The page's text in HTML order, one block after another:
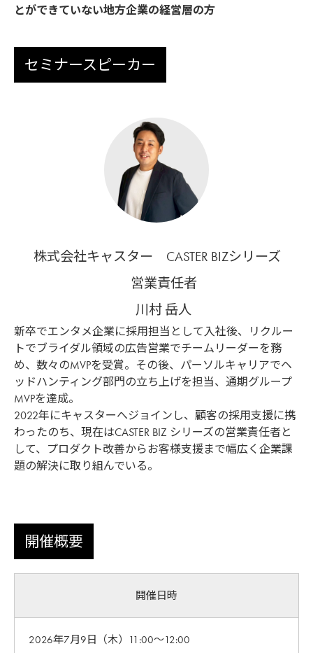
とができていない地方企業の経営層の方
セミナースピーカー
株式会社キャスター CASTER BIZシリーズ
営業責任者
川村 岳人
新卒でエンタメ企業に採用担当として入社後、リクルー
トでブライダル領域の広告営業でチームリーダーを務
め、数々のMVPを受賞。その後、パーソルキャリアでヘ
ッドハンティング部門の立ち上げを担当、通期グループ
MVPを達成。
2022年にキャスターへジョインし、顧客の採用支援に携
わったのち、現在はCASTER BIZ シリーズの営業責任者と
して、プロダクト改善からお客様支援まで幅広く企業課
題の解決に取り組んでいる。
開催概要
開催日時
2026年7月9日（木）11:00〜12:00